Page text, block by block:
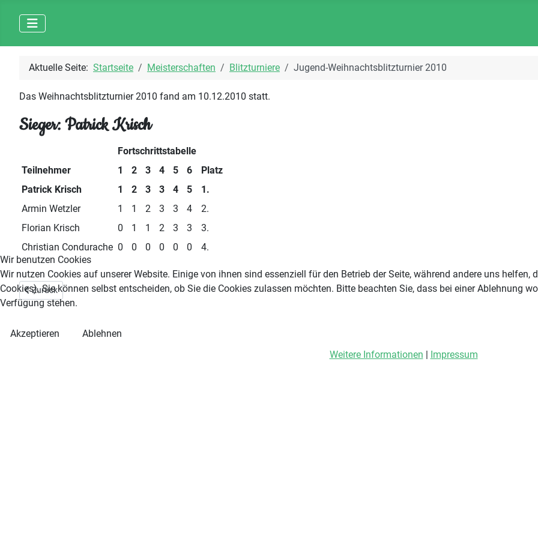
Aktuelle Seite: Startseite Meisterschaften Blitzturniere Jugend-Weihnachtsblitzturnier 2010
Das Weihnachtsblitzturnier 2010 fand am 10.12.2010 statt.
Sieger: Patrick Krisch
Fortschrittstabelle
Teilnehmer
1 2 3 4 5 6
Platz
Patrick Krisch
1 2 3 3 4 5
1.
Armin Wetzler
1 1 2 3 3 4
2.
Florian Krisch
0 1 1 2 3 3
3.
Christian Condurache 0 0 0 0 0 0 4.
Vorheriger Beitrag: Weihnachtsblitzturnier 2010
Zurück
Wir benutzen Cookies
Wir nutzen Cookies auf unserer Website. Einige von ihnen sind essenziell für den Betrieb der Seite, während andere uns
Cookies). Sie können selbst entscheiden, ob Sie die Cookies zulassen möchten. Bitte beachten Sie, dass bei einer Ablehnung
Verfügung stehen.
Akzeptieren
Ablehnen
Weitere Informationen | Impressum